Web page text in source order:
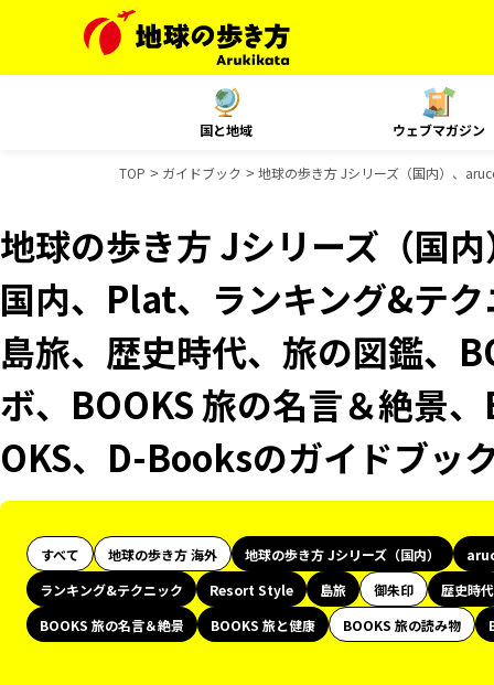
国と地域 ウェブマガジン
TOP ガイドブック 地球の歩き方 Jシリーズ（国内）、
地球の歩き方 Jシリーズ（国
国内、Plat、ランキング&テ
島旅、歴史時代、旅の図鑑、
ボ、BOOKS 旅の名言＆絶景
OKS、D-Booksのガイドブッ
すべて 地球の歩き方 海外 地球の歩き方 Jシリーズ（国内）
ランキング&テクニック
Resort Style 島旅 御朱印
歴史時代
BOOKS 旅の名言＆絶景
BOOKS 旅と健康 BOOKS 旅の読み物